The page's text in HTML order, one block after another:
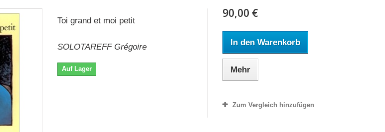
Toi grand et moi petit
SOLOTAREFF Grégoire
Auf Lager
90,00 €
In den Warenkorb
Mehr
Zum Vergleich hinzufügen